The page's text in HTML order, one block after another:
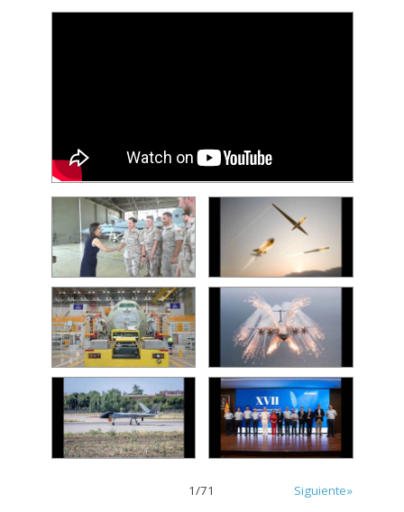
1/71
Siguiente»